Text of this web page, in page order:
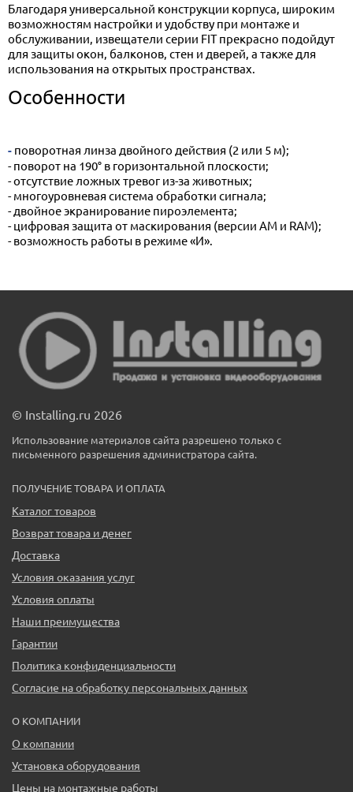
Благодаря универсальной конструкции корпуса, широким
возможностям настройки и удобству при монтаже и
обслуживании, извещатели серии FIT прекрасно подойдут
для защиты окон, балконов, стен и дверей, а также для
использования на открытых пространствах.
Особенности
- поворотная линза двойного действия (2 или 5 м);
- поворот на 190° в горизонтальной плоскости;
- отсутствие ложных тревог из-за животных;
- многоуровневая система обработки сигнала;
- двойное экранирование пироэлемента;
- цифровая защита от маскирования (версии AM и RAM);
- возможность работы в режиме «И».
© Installing.ru 2026
Использование материалов сайта разрешено только с
письменного разрешения администратора сайта.
ПОЛУЧЕНИЕ ТОВАРА И ОПЛАТА
Каталог товаров
Возврат товара и денег
Доставка
Условия оказания услуг
Условия оплаты
Наши преимущества
Гарантии
Политика конфиденциальности
Согласие на обработку персональных данных
О КОМПАНИИ
О компании
Установка оборудования
Цены на монтажные работы